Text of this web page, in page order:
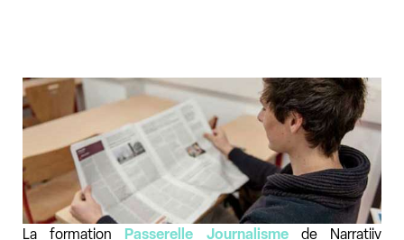
La formation Passerelle Journalismede Narratiiv